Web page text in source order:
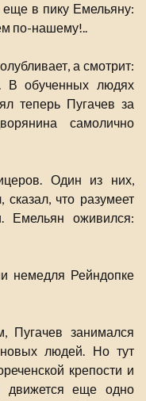
еще в пику Емельяну:
по-нашему!..
а смотрит:
В обученных людях
теперь Пугачев за
самолично
Один из них,
что разумеет
Емельян оживился:
немедля Рейндопке
Пугачев занимался
людей. Но тут
крепости и
движется еще одно